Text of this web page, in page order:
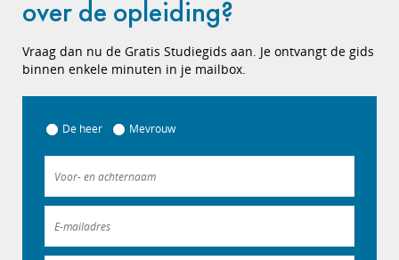
over de opleiding?
Vraag dan nu de Gratis Studiegids aan. Je ontvangt de gids
binnen enkele minuten in je mailbox.
De heer Mevrouw